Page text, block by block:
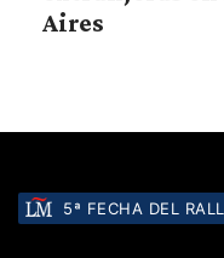
Aires
5ª FECHA DEL